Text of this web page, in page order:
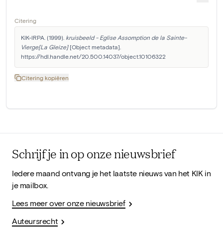
Citering
KIK-IRPA. (1999). kruisbeeld - Eglise Assomption de la Sainte-
Vierge[La Gleize] [Object metadata].
https://hdl.handle.net/20.500.14037/object.10106322
Citering kopiëren
Schrijf je in op onze nieuwsbrief
Iedere maand ontvang je het laatste nieuws van het KIK in
je mailbox.
Lees meer over onze nieuwsbrief
Auteursrecht